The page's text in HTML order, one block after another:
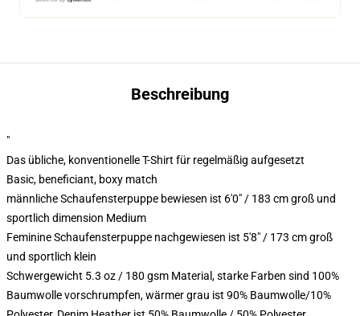
Beschreibung
"
Das übliche, konventionelle T-Shirt für regelmäßig aufgesetzt
Basic, beneficiant, boxy match
männliche Schaufensterpuppe bewiesen ist 6'0" / 183 cm groß und
sportlich dimension Medium
Feminine Schaufensterpuppe nachgewiesen ist 5'8" / 173 cm groß
und sportlich klein
Schwergewicht 5.3 oz / 180 gsm Material, starke Farben sind 100%
Baumwolle vorschrumpfen, wärmer grau ist 90% Baumwolle/10%